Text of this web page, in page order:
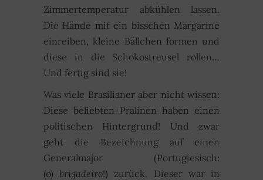
Zimmertemperatur abkühlen lassen.
Die Hände mit ein bisschen Margarine
einreiben, kleine Bällchen formen und
diese in die Schokostreusel rollen…
Und fertig sind sie!
Was viele Brasilianer aber nicht wissen:
Diese beliebten Pralinen haben einen
politischen Hintergrund! Und zwar
geht die Bezeichnung auf einen
Generalmajor (Portugiesisch:
(o) brigadeiro!) zurück. Dieser war in